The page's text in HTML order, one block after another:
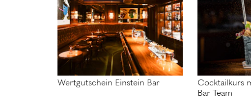
Wertgutschein Einstein Bar
Cocktailkurs
Bar Team